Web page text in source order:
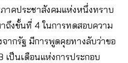
าคประชาสังคมแห่งหนึ่งทราบ
ถึงขั้นที่ 4 ในการทดสอบความ
ากรัฐ มีการพูดคุยทางลับว่าขอ
เป็นเดือนแห่งการประกอบ